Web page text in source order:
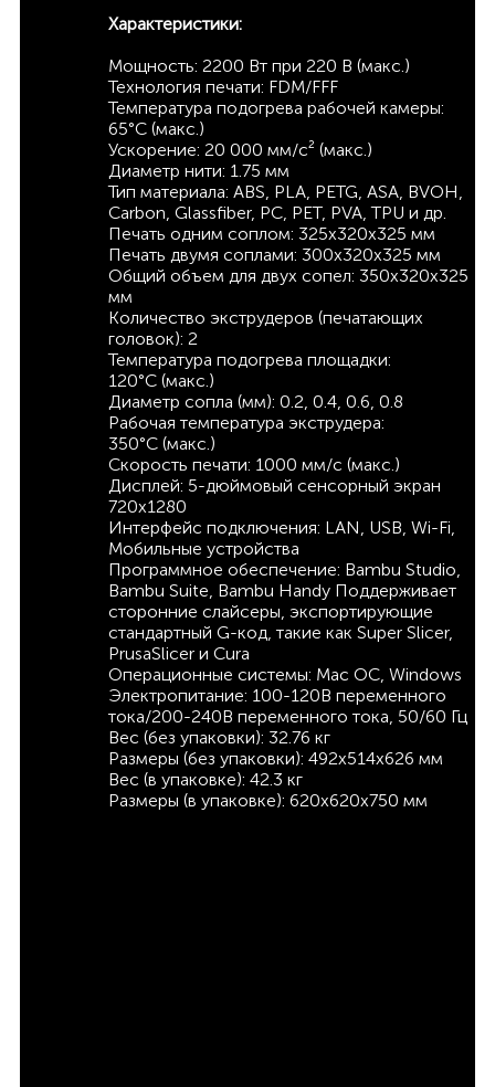
Характеристики:
Мощность: 2200 Вт при 220 В (макс.)
Технология печати: FDM/FFF
Температура подогрева рабочей камеры:
65°C (макс.)
Ускорение: 20 000 мм/с² (макс.)
Диаметр нити: 1.75 мм
Тип материала: ABS, PLA, PETG, ASA, BVOH,
Carbon, Glassfiber, PC, PET, PVA, TPU и др.
Печать одним соплом: 325х320х325 мм
Печать двумя соплами: 300х320х325 мм
Общий объем для двух сопел: 350х320х325
мм
Количество экструдеров (печатающих
головок): 2
Температура подогрева площадки:
120°C (макс.)
Диаметр сопла (мм): 0.2, 0.4, 0.6, 0.8
Рабочая температура экструдера:
350°C (макс.)
Скорость печати: 1000 мм/с (макс.)
Дисплей: 5-дюймовый сенсорный экран
720х1280
Интерфейс подключения: LAN, USB, Wi-Fi,
Мобильные устройства
Программное обеспечение: Bambu Studio,
Bambu Suite, Bambu Handy Поддерживает
сторонние слайсеры, экспортирующие
стандартный G-код, такие как Super Slicer,
PrusaSlicer и Cura
Операционные системы: Mac ОС, Windows
Электропитание: 100-120В переменного
тока/200-240В переменного тока, 50/60 Гц
Вес (без упаковки): 32.76 кг
Размеры (без упаковки): 492х514х626 мм
Вес (в упаковке): 42.3 кг
Размеры (в упаковке): 620х620х750 мм